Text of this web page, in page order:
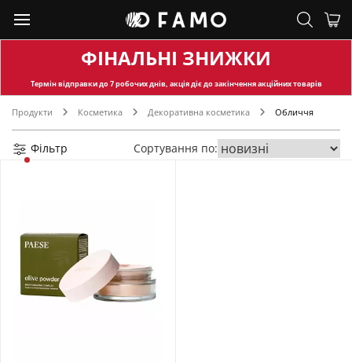
ФІНАЛЬНІ ЗНИЖКИ
Термін відправкидо 7 робочих днів, акція діє до закінчення акційних товарів
Продукти Косметика Декоративна косметика Обличчя
Фільтр Сортування по: